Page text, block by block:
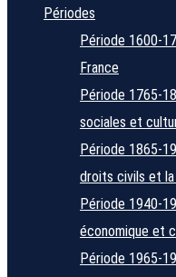
Périodes
Période 1600-
France
Période 1765-
sociales et
Période 1865-
droits civils et
Période 1940-
économique et
Période 1965-